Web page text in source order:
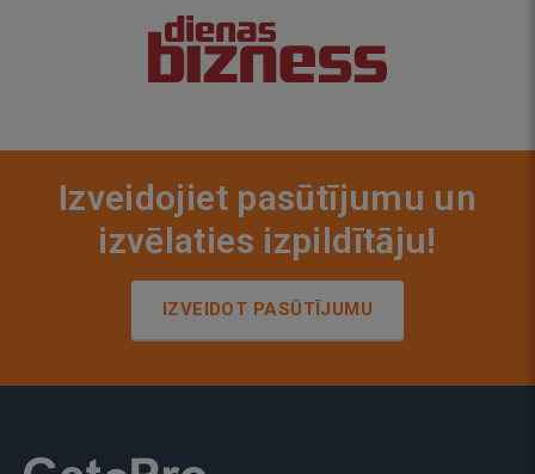
Izveidojiet pasūtījumu un
izvēlaties izpildītāju!
IZVEIDOT PASŪTĪJUMU